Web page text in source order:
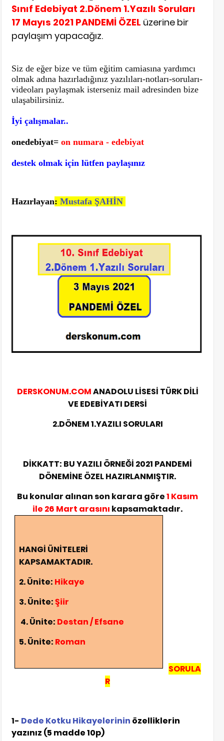
Sınıf Edebiyat 2.Dönem 1.Yazılı Soruları
17 Mayıs 2021 PANDEMİ ÖZEL üzerine bir
paylaşım yapacağız.
Siz de eğer bize ve tüm eğitim camiasına yardımcı
olmak adına hazırladığınız yazılıları-notları-soruları-
videoları paylaşmak isterseniz mail adresinden bize
ulaşabilirsiniz.
İyi çalışmalar..
onedebiyat=on numara - edebiyat
destek olmak için lütfen paylaşınız
Hazırlayan:Mustafa ŞAHİN
DERSKONUM.COMANADOLU LİSESİ TÜRK DİLİ
VE EDEBİYATI DERSİ
2.DÖNEM 1.YAZILI SORULARI
DİKKATT: BU YAZILI ÖRNEĞİ 2021 PANDEMİ
DÖNEMİNE ÖZEL HAZIRLANMIŞTIR.
Bu konular alınan son karara göre1 Kasım
ile 26 Mart arasını kapsamaktadır.
HANGİ ÜNİTELERİ
KAPSAMAKTADIR.
2. Ünite: Hikaye
3. Ünite:Şiir
4. Ünite: Destan / Efsane
5. Ünite: Roman
SORULA
R
1- Dede Kotku Hikayelerinin özelliklerin
yazınız (5 madde 10p)